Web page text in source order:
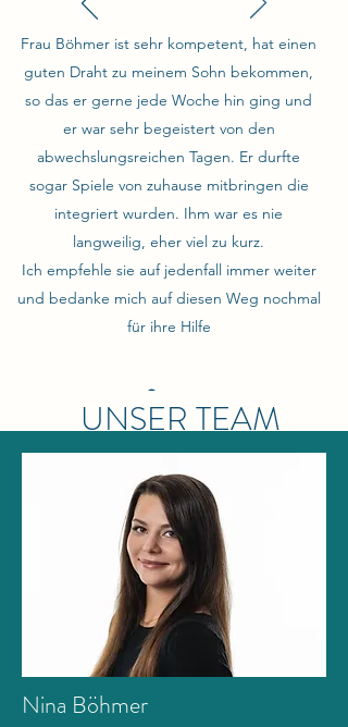
Frau Böhmer ist sehr kompetent, hat einen
guten Draht zu meinem Sohn bekommen,
so das er gerne jede Woche hin ging und
er war sehr begeistert von den
abwechslungsreichen Tagen. Er durfte
sogar Spiele von zuhause mitbringen die
integriert wurden. Ihm war es nie
langweilig, eher viel zu kurz.
Ich empfehle sie auf jedenfall immer weiter
und bedanke mich auf diesen Weg nochmal
für ihre Hilfe
UNSER TEAM
Nina Böhmer